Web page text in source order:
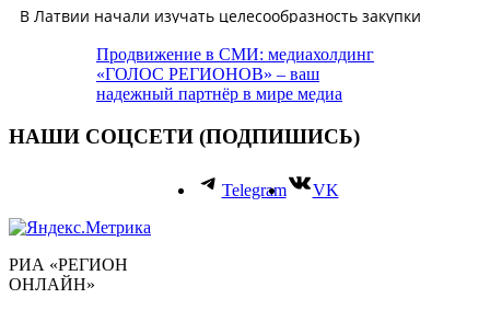
Продвижение в СМИ: медиахолдинг
«ГОЛОС РЕГИОНОВ» – ваш
надежный партнёр в мире медиа
НАШИ СОЦСЕТИ (ПОДПИШИСЬ)
Telegram VK
РИА «РЕГИОН
ОНЛАЙН»